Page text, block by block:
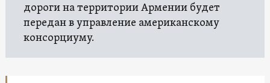
дороги на территории Армении будет
передан в управление американскому
консорциуму.